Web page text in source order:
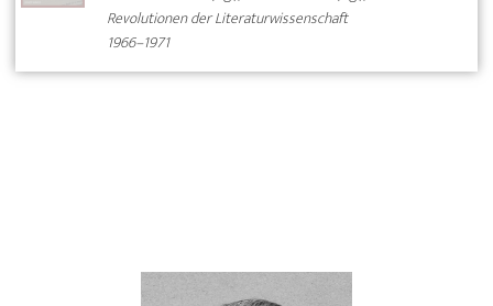
Revolutionen der Literaturwissenschaft
1966–1971